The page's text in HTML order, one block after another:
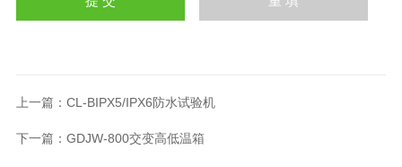
上一篇： CL-BIPX5/IPX6防水试验机
下一篇： GDJW-800交变高低温箱